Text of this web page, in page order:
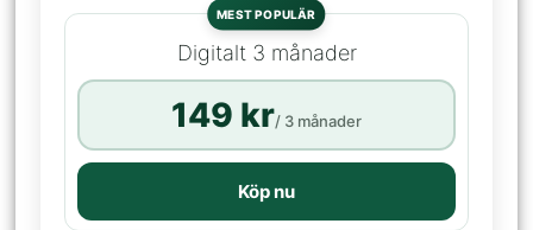
MEST POPULÄR
Digitalt 3 månader
149 kr/ 3 månader
Köp nu